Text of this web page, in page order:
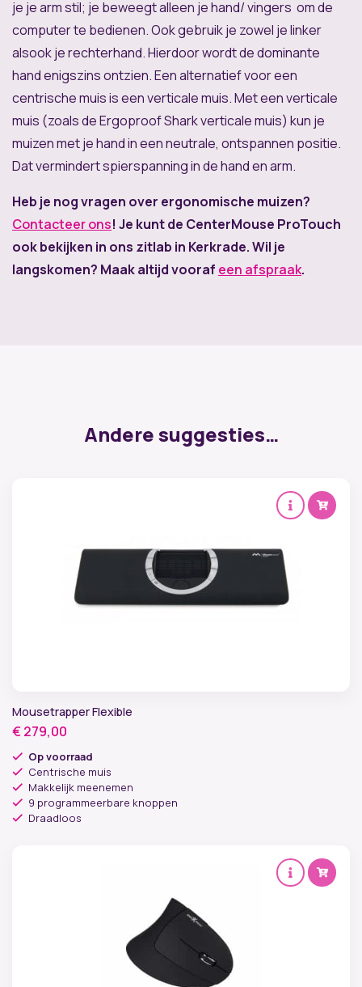
je je arm stil; je beweegt alleen je hand/ vingers om de
computer te bedienen. Ook gebruik je zowel je linker
alsook je rechterhand. Hierdoor wordt de dominante
hand enigszins ontzien. Een alternatief voor een
centrische muis is een verticale muis. Met een verticale
muis (zoals de Ergoproof Shark verticale muis) kun je
muizen met je hand in een neutrale, ontspannen positie.
Dat vermindert spierspanning in de hand en arm.
Heb je nog vragen over ergonomische muizen?
Contacteer ons! Je kunt de CenterMouse ProTouch
ook bekijken in ons zitlab in Kerkrade. Wil je
langskomen? Maak altijd vooraf een afspraak.
Andere suggesties…
Mousetrapper Flexible
€ 279,00
Op voorraad
Centrische muis
Makkelijk meenemen
9 programmeerbare knoppen
Draadloos